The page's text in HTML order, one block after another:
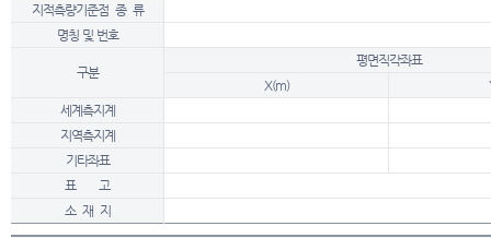
지적측량기준점 종 류
명칭 및 번호
구분
평면직각좌표
X(m)
세계측지계
지역측지계
기타좌표
표 고
소 재 지